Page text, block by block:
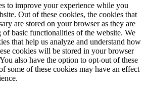
to improve your experience while you
Out of these cookies, the cookies that
are stored on your browser as they are
basic functionalities of the website. We
that help us analyze and understand how
cookies will be stored in your browser
also have the option to opt-out of these
some of these cookies may have an effect